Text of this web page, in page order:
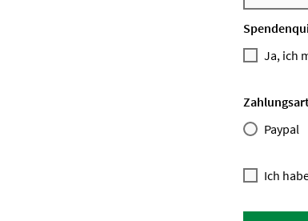
Ja, ich
Paypal
Ich